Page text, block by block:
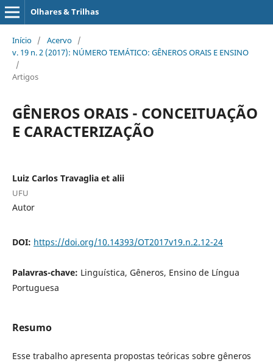
Olhares & Trilhas
Início / Acervo /
v. 19 n. 2 (2017): NÚMERO TEMÁTICO: GÊNEROS ORAIS E ENSINO
/
Artigos
GÊNEROS ORAIS - CONCEITUAÇÃO
E CARACTERIZAÇÃO
Luiz Carlos Travaglia et alii
UFU
Autor
DOI: https://doi.org/10.14393/OT2017v19.n.2.12-24
Palavras-chave: Linguística, Gêneros, Ensino de Língua
Portuguesa
Resumo
Esse trabalho apresenta propostas teóricas sobre gêneros